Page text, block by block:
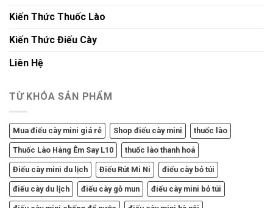
Kiến Thức Thuốc Lào
Kiến Thức Điếu Cày
Liên Hệ
TỪ KHÓA SẢN PHẨM
Mua điếu cày mini giá rẻ Shop điếu cày mini thuốc lào
Thuốc Lào Hàng Êm Say L10 thuốc lào thanh hoá
Điếu cày mini du lịch Điếu Rút Mi Ni điếu cày bỏ túi
điếu cày du lịch điếu cày gỗ mun điếu cày mini bỏ túi